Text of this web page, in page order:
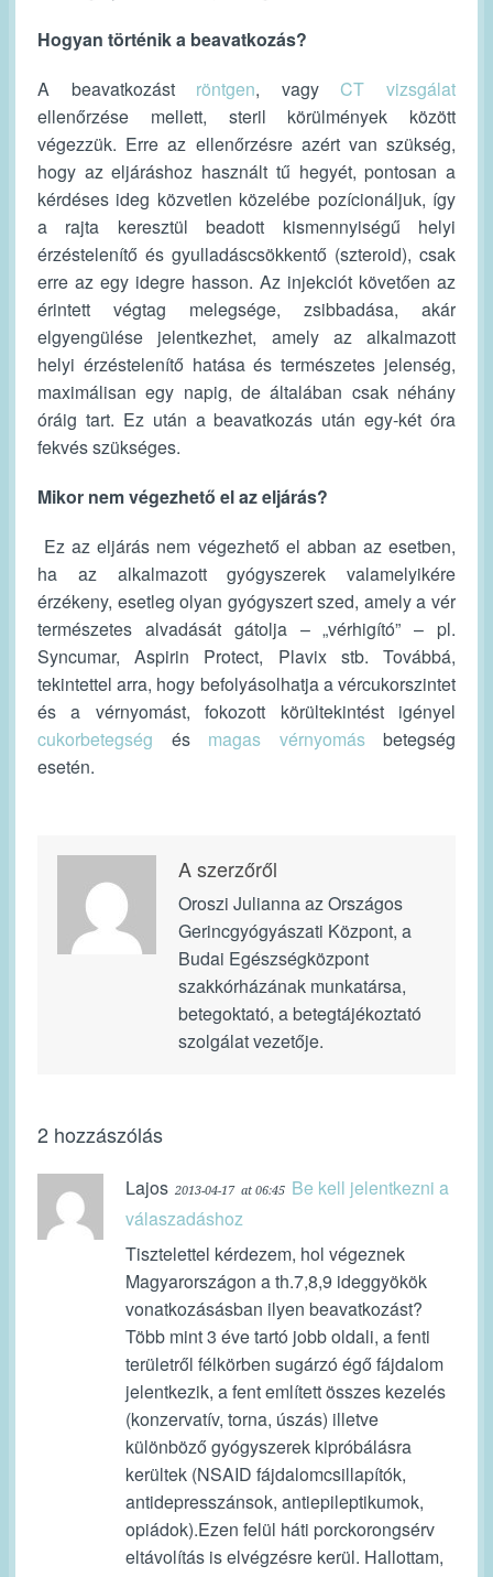
Hogyan történik a beavatkozás?
A beavatkozást röntgen, vagy CT vizsgálat
ellenőrzése mellett, steril körülmények között
végezzük. Erre az ellenőrzésre azért van szükség,
hogy az eljáráshoz használt tű hegyét, pontosan a
kérdéses ideg közvetlen közelébe pozícionáljuk, így
a rajta keresztül beadott kismennyiségű helyi
érzéstelenítő és gyulladáscsökkentő (szteroid), csak
erre az egy idegre hasson. Az injekciót követően az
érintett végtag melegsége, zsibbadása, akár
elgyengülése jelentkezhet, amely az alkalmazott
helyi érzéstelenítő hatása és természetes jelenség,
maximálisan egy napig, de általában csak néhány
óráig tart. Ez után a beavatkozás után egy-két óra
fekvés szükséges.
Mikor nem végezhető el az eljárás?
Ez az eljárás nem végezhető el abban az esetben,
ha az alkalmazott gyógyszerek valamelyikére
érzékeny, esetleg olyan gyógyszert szed, amely a vér
természetes alvadását gátolja – „vérhigító” – pl.
Syncumar, Aspirin Protect, Plavix stb. Továbbá,
tekintettel arra, hogy befolyásolhatja a vércukorszintet
és a vérnyomást, fokozott körültekintést igényel
cukorbetegség és magas vérnyomásbetegség
esetén.
A szerzőről
Oroszi Julianna az Országos
Gerincgyógyászati Központ, a
Budai Egészségközpont
szakkórházának munkatársa,
betegoktató, a betegtájékoztató
szolgálat vezetője.
2 hozzászólás
Lajos 2013-04-17 at 06:45 Be kell jelentkezni a
válaszadáshoz
Tisztelettel kérdezem, hol végeznek
Magyarországon a th.7,8,9 ideggyökök
vonatkozásásban ilyen beavatkozást?
Több mint 3 éve tartó jobb oldali, a fenti
területről félkörben sugárzó égő fájdalom
jelentkezik, a fent említett összes kezelés
(konzervatív, torna, úszás) illetve
különböző gyógyszerek kipróbálásra
kerültek (NSAID fájdalomcsillapítók,
antidepresszánsok, antiepileptikumok,
opiádok).Ezen felül háti porckorongsérv
eltávolítás is elvégzésre kerül. Hallottam,